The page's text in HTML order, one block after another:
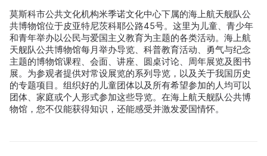
莫斯科市公共文化机构米季诺文化中心下属的海上航天舰队公
共博物馆位于皮亚特尼茨科耶公路45号。这里为儿童、青少年
和青年举办以公民与爱国主义教育为主题的各类活动。海上航
天舰队公共博物馆每月举办导览、科普教育活动、勇气与纪念
主题的博物馆课程、会面、讲座、圆桌讨论、周年展览及图书
展。为参观者提供对常设展览的系列导览，以及关于我国历史
的专题项目。组织好的儿童团体以及所有希望参加的人均可以
团体、家庭或个人形式参加这些导览。在海上航天舰队公共博
物馆，您不仅能获得知识，还能感受并激发爱国情怀。